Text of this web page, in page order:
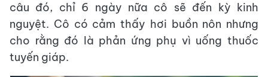
câu đó, chỉ 6 ngày nữa cô sẽ đến kỳ kinh
nguyệt. Cô có cảm thấy hơi buồn nôn nhưng
cho rằng đó là phản ứng phụ vì uống thuốc
tuyến giáp.